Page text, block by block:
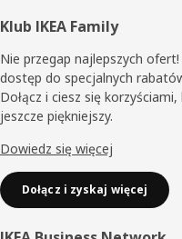
Stopka
Klub IKEA Family
Nie przegap najlepszych
dostęp do specjalnych
Dołącz i ciesz się
jeszcze piękniejszy.
Dowiedz się więcej
Dołącz i zyskaj więcej